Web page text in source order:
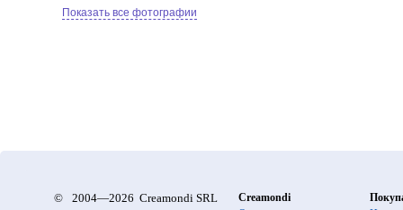
Показать все фотографии
© 2004—2026 Creamondi SRL
Creamondi